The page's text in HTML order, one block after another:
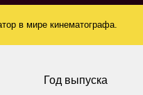
в мире кинематографа.
Год выпуска